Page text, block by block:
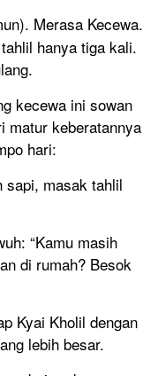
Merasa Kecewa.
hanya tiga kali.
kecewa ini sowan
matur keberatannya
hari:
sapi, masak tahlil
“Kamu masih
di rumah? Besok
Kyai Kholil dengan
lebih besar.